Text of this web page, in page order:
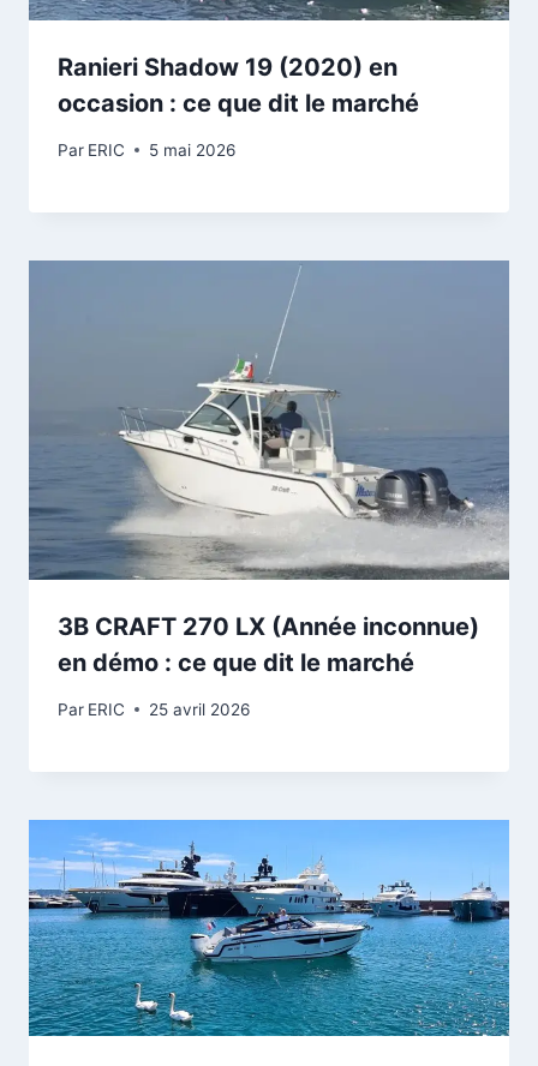
Ranieri Shadow 19 (2020) en
occasion : ce que dit le marché
Par ERIC 5 mai 2026
3B CRAFT 270 LX (Année inconnue)
en démo : ce que dit le marché
Par ERIC 25 avril 2026